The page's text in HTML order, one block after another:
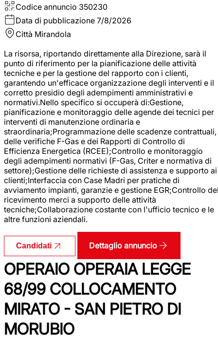
Codice annuncio 350230
Data di pubblicazione 7/8/2026
Città Mirandola
La risorsa, riportando direttamente alla Direzione, sarà il
punto di riferimento per la pianificazione delle attività
tecniche e per la gestione del rapporto con i clienti,
garantendo un'efficace organizzazione degli interventi e il
corretto presidio degli adempimenti amministrativi e
normativi.Nello specifico si occuperà di:Gestione,
pianificazione e monitoraggio delle agende dei tecnici per
interventi di manutenzione ordinaria e
straordinaria;Programmazione delle scadenze contrattuali,
delle verifiche F-Gas e dei Rapporti di Controllo di
Efficienza Energetica (RCEE);Controllo e monitoraggio
degli adempimenti normativi (F-Gas, Criter e normativa di
settore);Gestione delle richieste di assistenza e supporto ai
clienti;Interfaccia con Case Madri per pratiche di
avviamento impianti, garanzie e gestione EGR;Controllo
ricevimento merci a supporto delle attività
tecniche;Collaborazione costante con l'ufficio tecnico e le
altre funzioni aziendali.
Candidati Dettaglio annuncio
OPERAIO OPERAIA LEGGE
68/99 COLLOCAMENTO
MIRATO - SAN PIETRO DI
MORUBIO